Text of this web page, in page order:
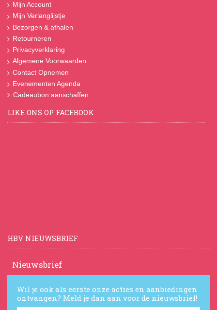
Mijn Account
Mijn Verlanglijstje
Bezorgen & afhalen
Retourneren
Privacyverklaring
Algemene Voorwaarden
Contact Opnemen
Evenementen Agenda
Cadeaubon aanschaffen
LIKE ONS OP FACEBOOK
HBV NIEUWSBRIEF
Nieuwsbrief
Wil je ook als eerste onze acties en aanbiedingen
ontvangen? Meld je dan aan voor de nieuwsbrief!